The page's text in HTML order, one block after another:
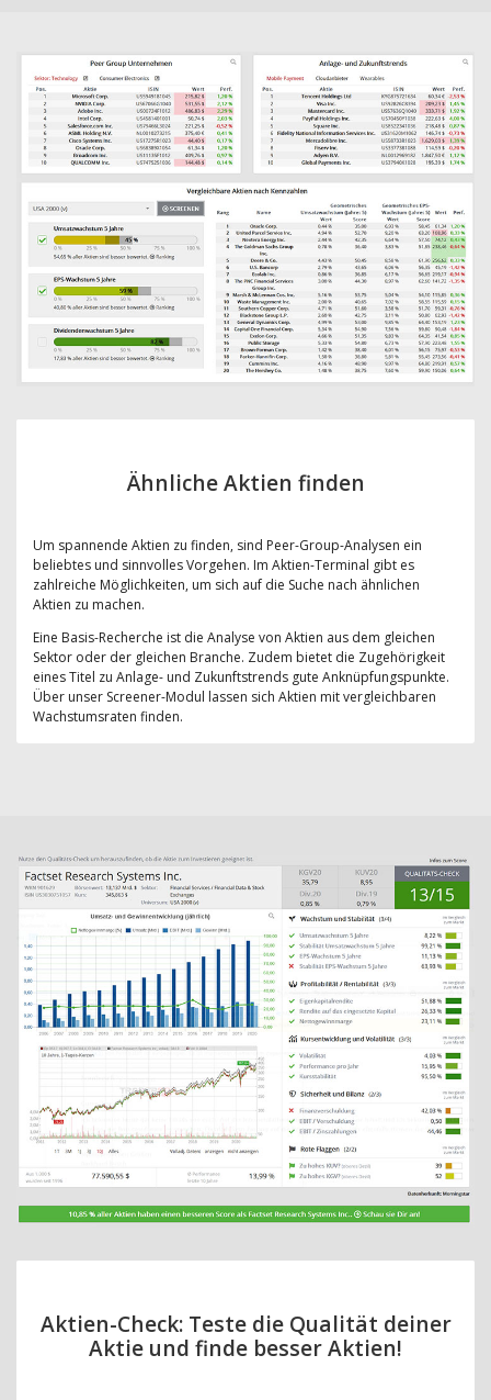
Ähnliche Aktien finden
Um spannende Aktien zu finden, sind Peer-Group-Analysen ein
beliebtes und sinnvolles Vorgehen. Im Aktien-Terminal gibt es
zahlreiche Möglichkeiten, um sich auf die Suche nach ähnlichen
Aktien zu machen.
Eine Basis-Recherche ist die Analyse von Aktien aus dem gleichen
Sektor oder der gleichen Branche. Zudem bietet die Zugehörigkeit
eines Titel zu Anlage- und Zukunftstrends gute Anknüpfungspunkte.
Über unser Screener-Modul lassen sich Aktien mit vergleichbaren
Wachstumsraten finden.
Aktien-Check: Teste die Qualität deiner
Aktie und finde besser Aktien!